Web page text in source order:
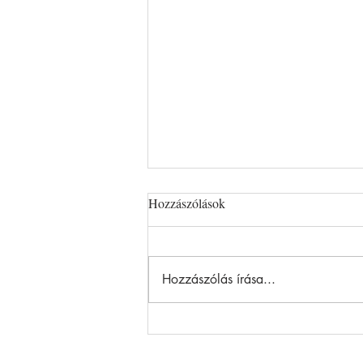
Hozzászólások
Hozzászólás írása...